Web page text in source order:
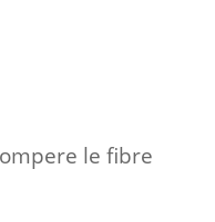
le fibre